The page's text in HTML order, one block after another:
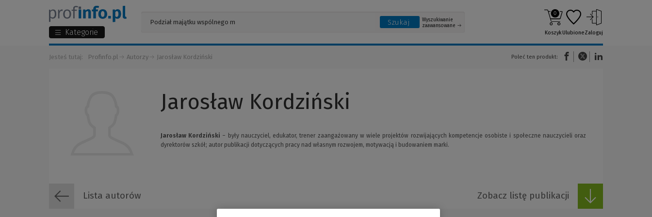
Kategorie
Szukaj
Wyszukiwanie
zaawansowane
0
KoszykUlubioneZaloguj
Jesteś tutaj: Profinfo.pl Autorzy Jarosław Kordziński Poleć ten produkt:
(Nowe okno)(Link do innej strony)
Jarosław Kordziński
Jarosław Kordziński – były nauczyciel, edukator, trener zaangażowany w wiele projektów rozwijających kompetencje osobiste i społeczne nauczycieli oraz
dyrektorów szkół; autor publikacji dotyczących pracy nad własnym rozwojem, motywacją i budowaniem marki.
Lista autorów Zobacz listę publikacji